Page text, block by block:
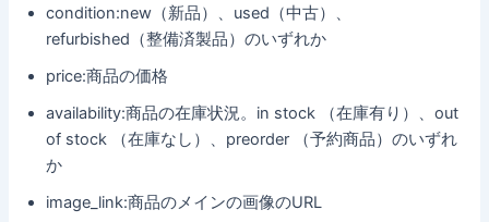
condition:new（新品）、used（中古）、
refurbished（整備済製品）のいずれか
price:商品の価格
availability:商品の在庫状況。in stock （在庫有り）、out
of stock （在庫なし）、preorder （予約商品）のいずれ
か
image_link:商品のメインの画像のURL